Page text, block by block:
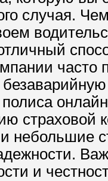
случая.
часто
полиса
и небольшие
и